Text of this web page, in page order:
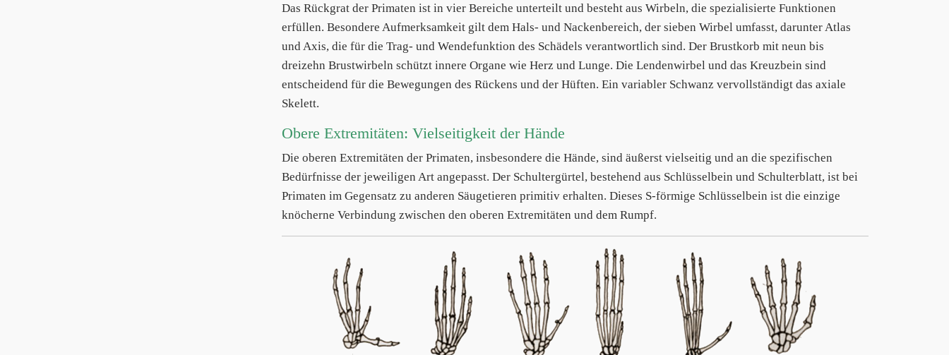
Das Rückgrat der Primaten ist in vier Bereiche unterteilt und besteht aus Wirbeln, die spezialisierte Funktionen
erfüllen. Besondere Aufmerksamkeit gilt dem Hals- und Nackenbereich, der sieben Wirbel umfasst, darunter Atlas
und Axis, die für die Trag- und Wendefunktion des Schädels verantwortlich sind. Der Brustkorb mit neun bis
dreizehn Brustwirbeln schützt innere Organe wie Herz und Lunge. Die Lendenwirbel und das Kreuzbein sind
entscheidend für die Bewegungen des Rückens und der Hüften. Ein variabler Schwanz vervollständigt das axiale
Skelett.
Obere Extremitäten: Vielseitigkeit der Hände
Die oberen Extremitäten der Primaten, insbesondere die Hände, sind äußerst vielseitig und an die spezifischen
Bedürfnisse der jeweiligen Art angepasst. Der Schultergürtel, bestehend aus Schlüsselbein und Schulterblatt, ist bei
Primaten im Gegensatz zu anderen Säugetieren primitiv erhalten. Dieses S-förmige Schlüsselbein ist die einzige
knöcherne Verbindung zwischen den oberen Extremitäten und dem Rumpf.